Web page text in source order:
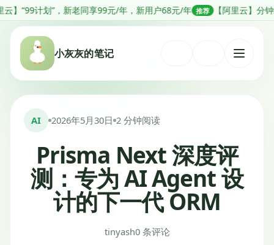
跳
转
”，新老同享99元/年，新用户68元/年 推荐 【阿里云】分钟级部署
小灰灰的笔记
打
AI 2026年5月30日 2 分钟阅读
Prisma Next 深度评
测：专为 AI Agent 设
计的下一代 ORM
tinyash0 条评论